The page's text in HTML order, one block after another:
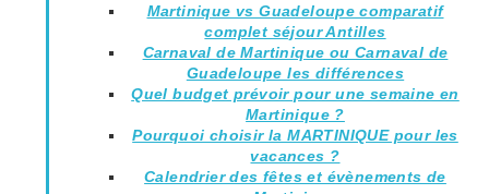
Martinique vs Guadeloupe comparatif
complet séjour Antilles
Carnaval de Martinique ou Carnaval de
Guadeloupe les différences
Quel budget prévoir pour une semaine en
Martinique ?
Pourquoi choisir la MARTINIQUE pour les
vacances ?
Calendrier des fêtes et évènements de